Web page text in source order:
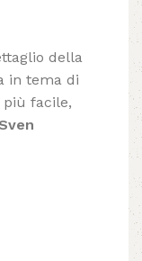
della
in tema di
facile,